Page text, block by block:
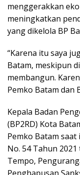
menggerakkan
meningkatkan
yang dikelola BP
“Karena itu saya
Batam, meskipun
membangun.
Pemko Batam dan
Kepala Badan
(BP2RD) Kota
Pemko Batam
No. 54 Tahun
Tempo,